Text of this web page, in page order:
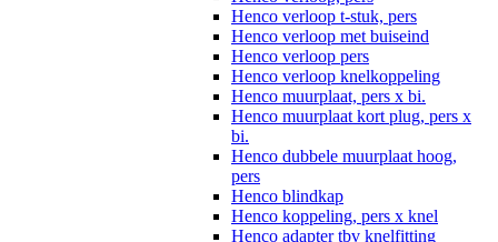
Henco verloop t-stuk, pers
Henco verloop met buiseind
Henco verloop pers
Henco verloop knelkoppeling
Henco muurplaat, pers x bi.
Henco muurplaat kort plug, pers x
bi.
Henco dubbele muurplaat hoog,
pers
Henco blindkap
Henco koppeling, pers x knel
Henco adapter tbv knelfitting